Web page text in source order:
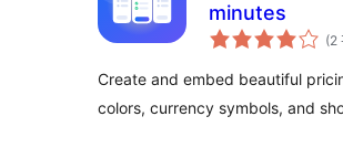
minutes
(2
Create and embed beautiful
colors, currency symbols, and